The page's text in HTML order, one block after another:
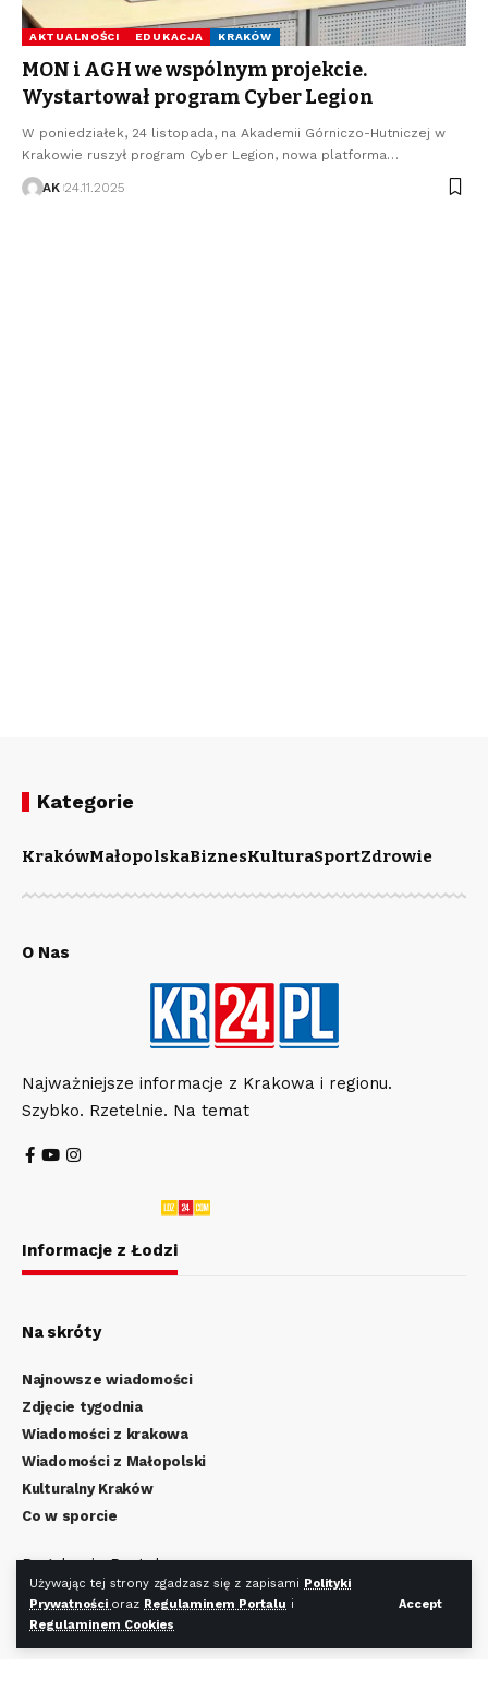
Używając tej strony zgadzasz się z zapisami Polityki
Prywatności oraz Regulaminem Portalu i
Regulaminem Cookies
Accept
AKTUALNOŚCI EDUKACJA KRAKÓW
MON i AGH we wspólnym projekcie.
Wystartował program Cyber Legion
W poniedziałek, 24 listopada, na Akademii Górniczo-Hutniczej w
Krakowie ruszył program Cyber Legion, nowa platforma…
AK 24.11.2025
Kategorie
KrakówMałopolskaBiznesKulturaSportZdrowie
O Nas
Najważniejsze informacje z Krakowa i regionu.
Szybko. Rzetelnie. Na temat
Informacje z Łodzi
Na skróty
Najnowsze wiadomości
Zdjęcie tygodnia
Wiadomości z krakowa
Wiadomości z Małopolski
Kulturalny Kraków
Co w sporcie
Regulamin Portalu
Polityka Prywatności
Regulamin Cookies